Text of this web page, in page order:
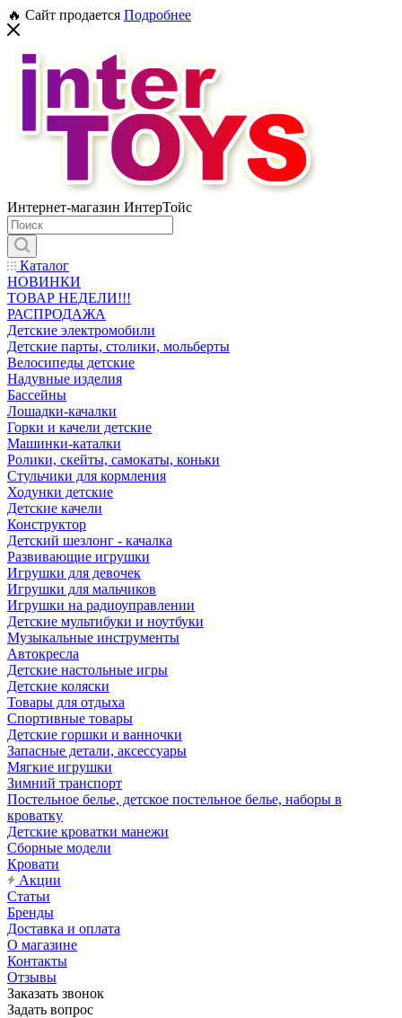
🔥 Сайт продается Подробнее
Интернет-магазин ИнтерТойс
Каталог
НОВИНКИ
ТОВАР НЕДЕЛИ!!!
РАСПРОДАЖА
Детские электромобили
Детские парты, столики, мольберты
Велосипеды детские
Надувные изделия
Бассейны
Лошадки-качалки
Горки и качели детские
Машинки-каталки
Ролики, скейты, самокаты, коньки
Стульчики для кормления
Ходунки детские
Детские качели
Конструктор
Детский шезлонг - качалка
Развивающие игрушки
Игрушки для девочек
Игрушки для мальчиков
Игрушки на радиоуправлении
Детские мультибуки и ноутбуки
Музыкальные инструменты
Автокресла
Детские настольные игры
Детские коляски
Товары для отдыха
Спортивные товары
Детские горшки и ванночки
Запасные детали, аксессуары
Мягкие игрушки
Зимний транспорт
Постельное белье, детское постельное белье, наборы в
кроватку
Детские кроватки манежи
Сборные модели
Кровати
Акции
Статьи
Бренды
Доставка и оплата
О магазине
Контакты
Отзывы
Заказать звонок
Задать вопрос